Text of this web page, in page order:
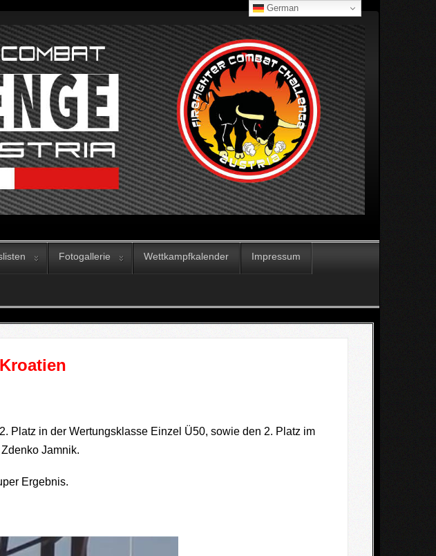
Fotogallerie Wettkampfkalender Impressum
German
Platz in der Wertungsklasse Einzel Ü50, sowie den 2. Platz im
Jamnik.
Ergebnis.